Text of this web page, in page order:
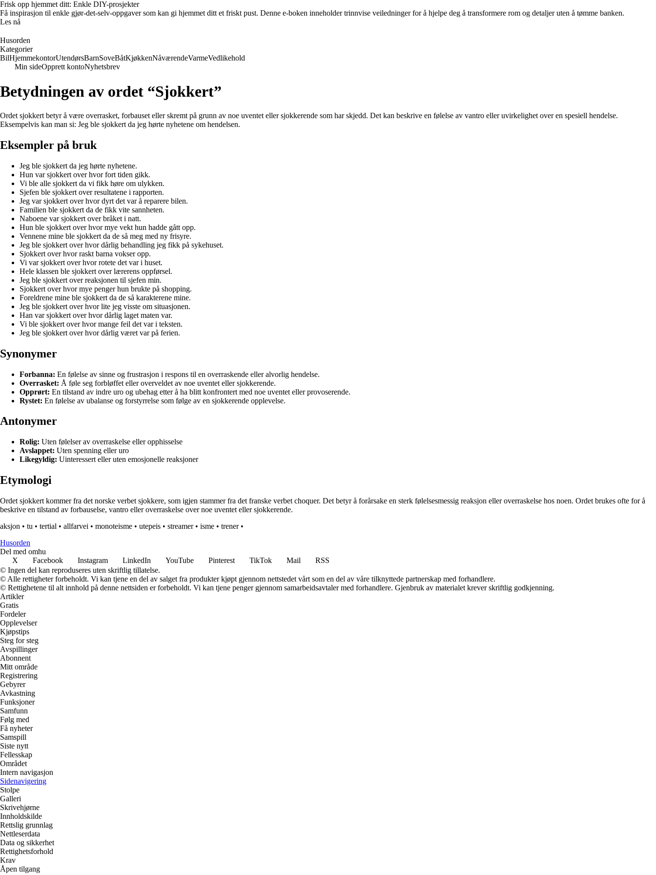
Frisk opp hjemmet ditt: Enkle DIY-prosjekter
Få inspirasjon til enkle gjør-det-selv-oppgaver som kan gi hjemmet ditt et friskt pust. Denne e-boken inneholder trinnvise veiledninger for å hjelpe deg å transformere rom og detaljer uten å tømme banken.
Les nå
Husorden
Kategorier
BilHjemmekontorUtendørsBarnSoveBåtKjøkkenNåværendeVarmeVedlikehold
Min sideOpprett kontoNyhetsbrev
Betydningen av ordet “Sjokkert”
Ordet sjokkert betyr å være overrasket, forbauset eller skremt på grunn av noe uventet eller sjokkerende som har skjedd. Det kan beskrive en følelse av vantro eller uvirkelighet over en spesiell hendelse.
Eksempelvis kan man si: Jeg ble sjokkert da jeg hørte nyhetene om hendelsen.
Eksempler på bruk
Jeg ble sjokkert da jeg hørte nyhetene.
Hun var sjokkert over hvor fort tiden gikk.
Vi ble alle sjokkert da vi fikk høre om ulykken.
Sjefen ble sjokkert over resultatene i rapporten.
Jeg var sjokkert over hvor dyrt det var å reparere bilen.
Familien ble sjokkert da de fikk vite sannheten.
Naboene var sjokkert over bråket i natt.
Hun ble sjokkert over hvor mye vekt hun hadde gått opp.
Vennene mine ble sjokkert da de så meg med ny frisyre.
Jeg ble sjokkert over hvor dårlig behandling jeg fikk på sykehuset.
Sjokkert over hvor raskt barna vokser opp.
Vi var sjokkert over hvor rotete det var i huset.
Hele klassen ble sjokkert over lærerens oppførsel.
Jeg ble sjokkert over reaksjonen til sjefen min.
Sjokkert over hvor mye penger hun brukte på shopping.
Foreldrene mine ble sjokkert da de så karakterene mine.
Jeg ble sjokkert over hvor lite jeg visste om situasjonen.
Han var sjokkert over hvor dårlig laget maten var.
Vi ble sjokkert over hvor mange feil det var i teksten.
Jeg ble sjokkert over hvor dårlig været var på ferien.
Synonymer
Forbanna: En følelse av sinne og frustrasjon i respons til en overraskende eller alvorlig hendelse.
Overrasket: Å føle seg forbløffet eller overveldet av noe uventet eller sjokkerende.
Opprørt: En tilstand av indre uro og ubehag etter å ha blitt konfrontert med noe uventet eller provoserende.
Rystet: En følelse av ubalanse og forstyrrelse som følge av en sjokkerende opplevelse.
Antonymer
Rolig: Uten følelser av overraskelse eller opphisselse
Avslappet: Uten spenning eller uro
Likegyldig: Uinteressert eller uten emosjonelle reaksjoner
Etymologi
Ordet sjokkert kommer fra det norske verbet sjokkere, som igjen stammer fra det franske verbet choquer. Det betyr å forårsake en sterk følelsesmessig reaksjon eller overraskelse hos noen. Ordet brukes ofte for å
beskrive en tilstand av forbauselse, vantro eller overraskelse over noe uventet eller sjokkerende.
aksjon • tu • tertial • allfarvei • monoteisme • utepeis • streamer• isme • trener•
Husorden
Del med omhu
X
Facebook Instagram LinkedIn YouTube Pinterest TikTok Mail
RSS
© Ingen del kan reproduseres uten skriftlig tillatelse.
© Alle rettigheter forbeholdt. Vi kan tjene en del av salget fra produkter kjøpt gjennom nettstedet vårt som en del av våre tilknyttede partnerskap med forhandlere.
© Rettighetene til alt innhold på denne nettsiden er forbeholdt. Vi kan tjene penger gjennom samarbeidsavtaler med forhandlere. Gjenbruk av materialet krever skriftlig godkjenning.
Artikler
Gratis
Fordeler
Opplevelser
Kjøpstips
Steg for steg
Avspillinger
Abonnent
Mitt område
Registrering
Gebyrer
Avkastning
Funksjoner
Samfunn
Følg med
Få nyheter
Samspill
Siste nytt
Fellesskap
Området
Intern navigasjon
Sidenavigering
Stolpe
Galleri
Skrivehjørne
Innholdskilde
Rettslig grunnlag
Nettleserdata
Data og sikkerhet
Rettighetsforhold
Krav
Åpen tilgang